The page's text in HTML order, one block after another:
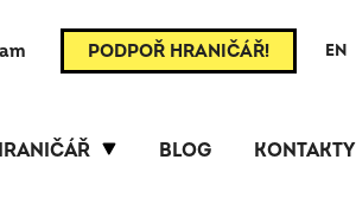
PODPOŘ HRANIČÁŘ! EN
BLOG KONTAKTY